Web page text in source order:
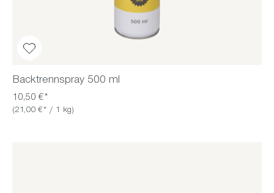
Backtrennspray 500 ml
10,50 €*
(21,00 €* / 1 kg)